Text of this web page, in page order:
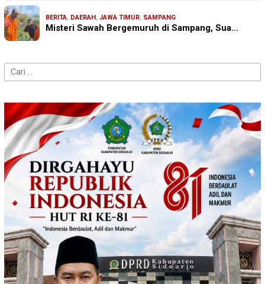
BERITA, DAERAH , JAWA TIMUR, SAMPANG
Misteri Sawah Bergemuruh di Sampang, Sua…
Cari
untuk: